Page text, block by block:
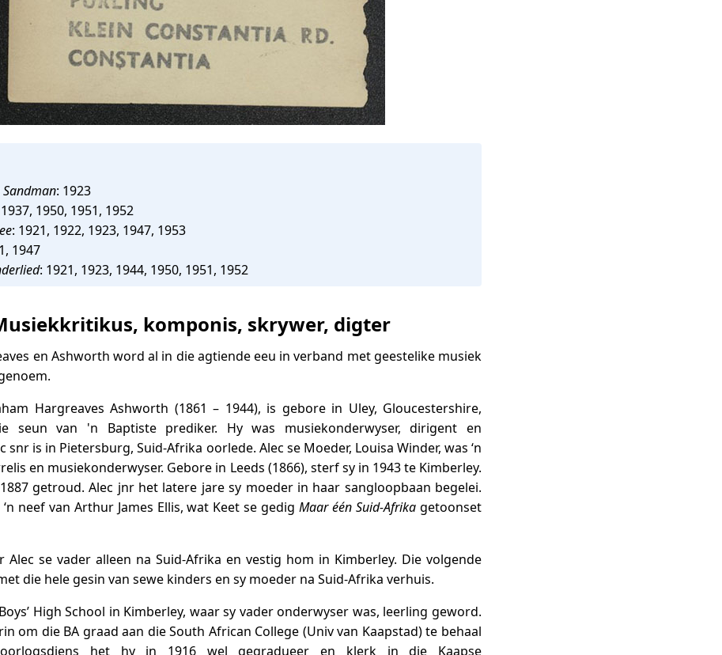
Sandman: 1923
1950, 1951, 1952
: 1921, 1922, 1923, 1947, 1953
1947
: 1921, 1923, 1944, 1950, 1951, 1952
komponis, skrywer, digter
en Ashworth word al in die agtiende eeu in verband met geestelike musiek
Hargreaves Ashworth (1861 – 1944), is gebore in Uley, Gloucestershire,
seun van 'n Baptiste prediker. Hy was musiekonderwyser, dirigent en
snr is in Pietersburg, Suid-Afrika oorlede. Alec se Moeder, Louisa Winder, was ‘n
en musiekonderwyser. Gebore in Leeds (1866), sterf sy in 1943 te Kimberley.
getroud. Alec jnr het latere jare sy moeder in haar sangloopbaan begelei.
neef van Arthur James Ellis, wat Keet se gedigMaar één Suid-Afrika getoonset
Alec se vader alleen na Suid-Afrika en vestig hom in Kimberley. Die volgende
die hele gesin van sewe kinders en sy moeder na Suid-Afrika verhuis.
High School in Kimberley, waar sy vader onderwyser was, leerling geword.
om die BA graad aan die South African College (Univ van Kaapstad) te behaal
het hy in 1916 wel gegradueer en klerk in die Kaapse